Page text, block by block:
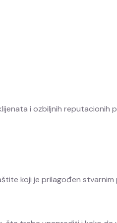
i ozbiljnih reputacionih
koji je prilagođen